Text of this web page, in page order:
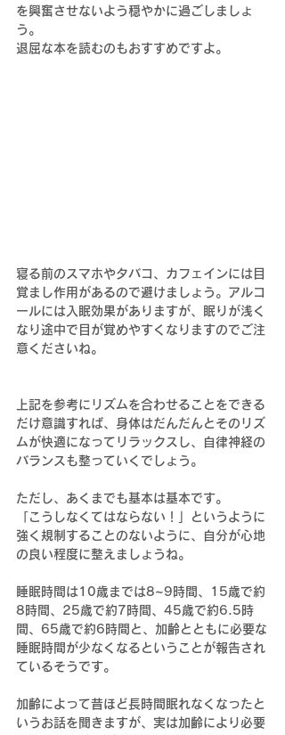
を興奮させないよう穏やかに過ごしましょ
う。
退屈な本を読むのもおすすめですよ。
寝る前のスマホやタバコ、カフェインには目
覚まし作用があるので避けましょう。アルコ
ールには入眠効果がありますが、眠りが浅く
なり途中で目が覚めやすくなりますのでご注
意くださいね。
上記を参考にリズムを合わせることをできる
だけ意識すれば、身体はだんだんとそのリズ
ムが快適になってリラックスし、自律神経の
バランスも整っていくでしょう。
ただし、あくまでも基本は基本です。
「こうしなくてはならない！」というように
強く規制することのないように、自分が心地
の良い程度に整えましょうね。
睡眠時間は10歳までは8~9時間、15歳で約
8時間、25歳で約7時間、45歳で約6.5時
間、65歳で約6時間と、加齢とともに必要な
睡眠時間が少なくなるということが報告され
ているそうです。
加齢によって昔ほど長時間眠れなくなったと
いうお話を聞きますが、実は加齢により必要